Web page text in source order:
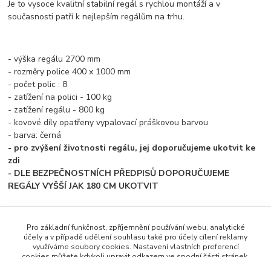
Je to vysoce kvalitní stabilní regál s rychlou montáží a v
současnosti patří k nejlepším regálům na trhu.
- výška regálu 2700 mm
- rozměry police 400 x 1000 mm
- počet polic : 8
- zatížení na polici - 100 kg
- zatížení regálu - 800 kg
- kovové díly opatřeny vypalovací práškovou barvou
- barva: černá
- pro zvýšení životnosti regálu, jej doporučujeme ukotvit ke
zdi
- DLE BEZPEČNOSTNÍCH PŘEDPISŮ DOPORUČUJEME
REGÁLY VYŠŠÍ JAK 180 CM UKOTVIT
Zboží zařazeno v kategoriích
Pro základní funkčnost, zpříjemnění používání webu, analytické
účely a v případě udělení souhlasu také pro účely cílení reklamy
využíváme soubory cookies. Nastavení vlastních preferencí